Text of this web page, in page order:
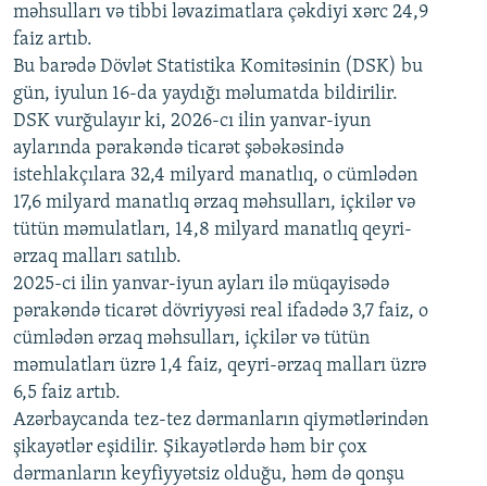
Auto 240p 360p 480p
720p 1080p
480p
720p
1080p
məhsulları və tibbi ləvazimatlara çəkdiyi xərc 24,9
faiz artıb.
Bu barədə Dövlət Statistika Komitəsinin (DSK) bu
gün, iyulun 16-da yaydığı məlumatda bildirilir.
DSK vurğulayır ki, 2026-cı ilin yanvar-iyun
aylarında pərakəndə ticarət şəbəkəsində
istehlakçılara 32,4 milyard manatlıq, o cümlədən
17,6 milyard manatlıq ərzaq məhsulları, içkilər və
tütün məmulatları, 14,8 milyard manatlıq qeyri-
ərzaq malları satılıb.
2025-ci ilin yanvar-iyun ayları ilə müqayisədə
pərakəndə ticarət dövriyyəsi real ifadədə 3,7 faiz, o
cümlədən ərzaq məhsulları, içkilər və tütün
məmulatları üzrə 1,4 faiz, qeyri-ərzaq malları üzrə
6,5 faiz artıb.
Azərbaycanda tez-tez dərmanların qiymətlərindən
şikayətlər eşidilir. Şikayətlərdə həm bir çox
dərmanların keyfiyyətsiz olduğu, həm də qonşu